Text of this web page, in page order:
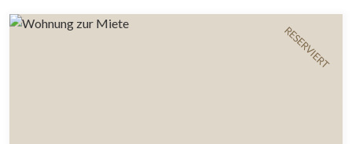
RESERVIERT